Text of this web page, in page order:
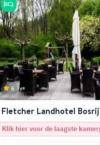
6
Fletcher Landhotel
Roermond
Klik hier voor de laagste